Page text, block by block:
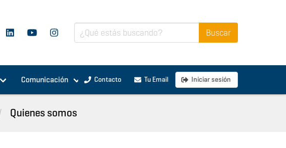
Comunicación Contacto Tu Email Iniciar sesión
Quienes somos